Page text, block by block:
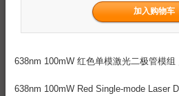
638nm 100mW 红色单模激光二极管模组
638nm 100mW Red Single-mode Laser